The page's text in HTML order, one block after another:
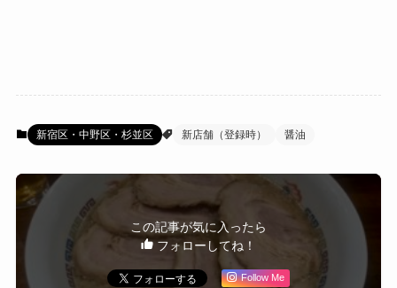
新宿区・中野区・杉並区 新店舗（登録時） 醤油
この記事が気に入ったら
フォローしてね！
Follow Me